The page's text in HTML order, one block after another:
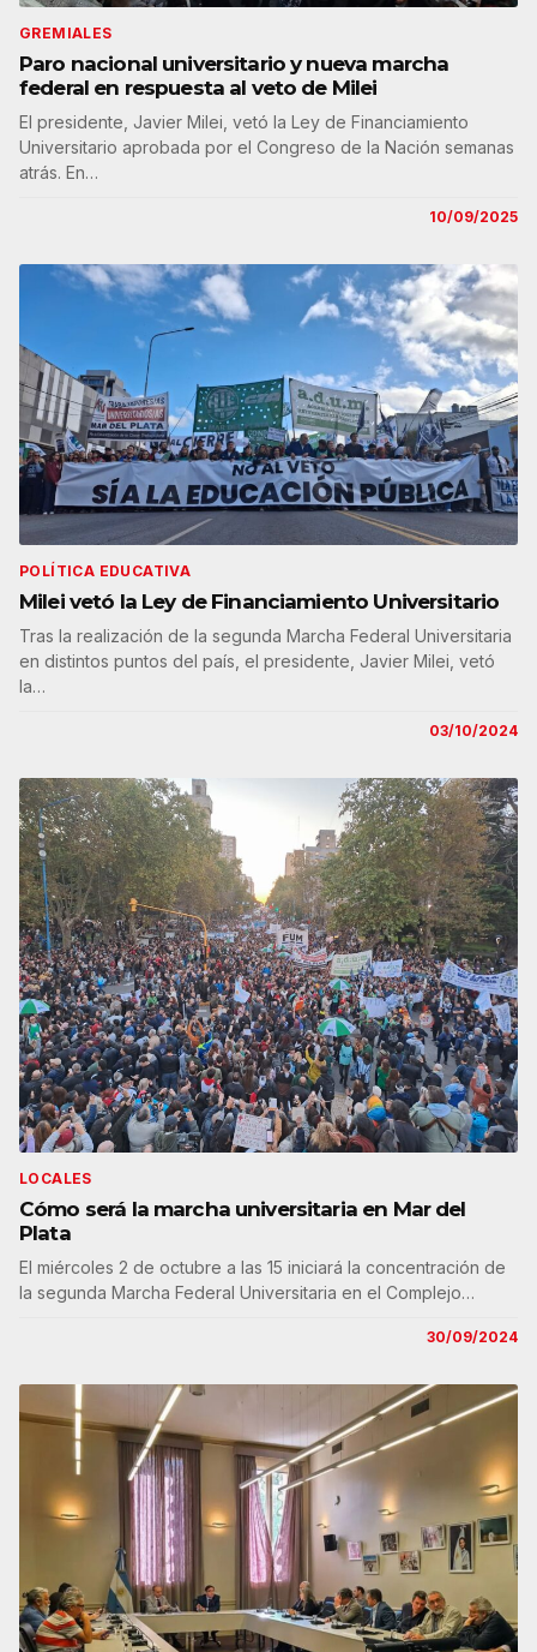
GREMIALES
Paro nacional universitario y nueva marcha
federal en respuesta al veto de Milei
El presidente, Javier Milei, vetó la Ley de Financiamiento
Universitario aprobada por el Congreso de la Nación semanas
atrás. En…
10/09/2025
POLÍTICA EDUCATIVA
Milei vetó la Ley de Financiamiento Universitario
Tras la realización de la segunda Marcha Federal Universitaria
en distintos puntos del país, el presidente, Javier Milei, vetó
la…
03/10/2024
LOCALES
Cómo será la marcha universitaria en Mar del
Plata
El miércoles 2 de octubre a las 15 iniciará la concentración de
la segunda Marcha Federal Universitaria en el Complejo…
30/09/2024